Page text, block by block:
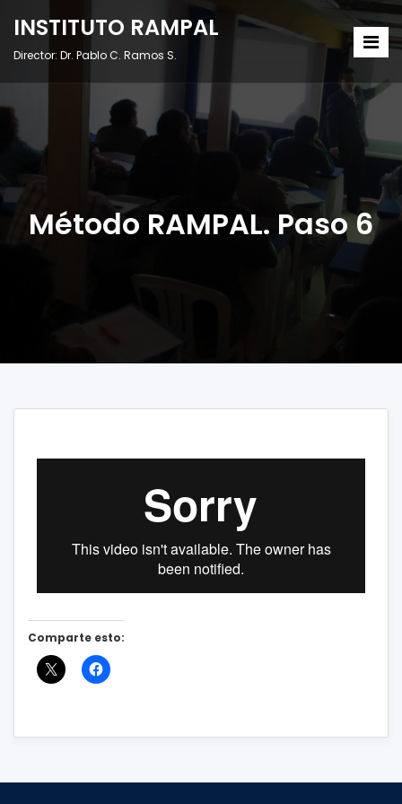
INSTITUTO RAMPAL
Director: Dr. Pablo C. Ramos S.
Método RAMPAL. Paso 6
Comparte esto: